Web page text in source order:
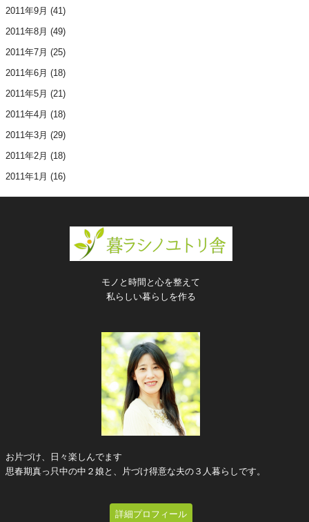
2011年9月 (41)
2011年8月 (49)
2011年7月 (25)
2011年6月 (18)
2011年5月 (21)
2011年4月 (18)
2011年3月 (29)
2011年2月 (18)
2011年1月 (16)
モノと時間と心を整えて
私らしい暮らしを作る
お片づけ、日々楽しんでます
思春期真っ只中の中２娘と、片づけ得意な夫の３人暮らしです。
詳細プロフィール